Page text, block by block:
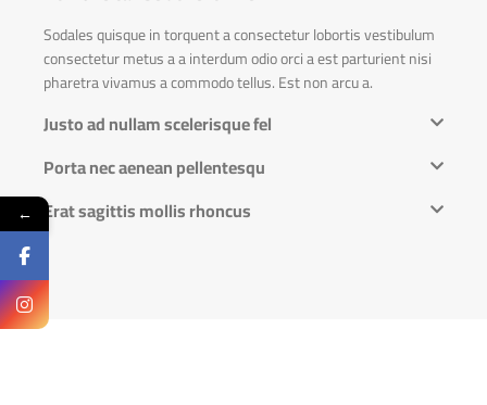
Sodales quisque in torquent a consectetur lobortis vestibulum
consectetur metus a a interdum odio orci a est parturient nisi
pharetra vivamus a commodo tellus. Est non arcu a.
Justo ad nullam scelerisque fel
Porta nec aenean pellentesqu
Erat sagittis mollis rhoncus
←